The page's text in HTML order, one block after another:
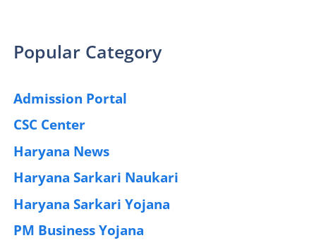
Popular Category
Admission Portal
CSC Center
Haryana News
Haryana Sarkari Naukari
Haryana Sarkari Yojana
PM Business Yojana